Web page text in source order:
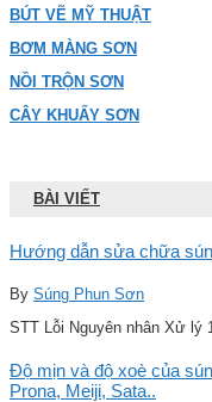
BÚT VẼ MỸ THUẬT
BƠM MÀNG SƠN
NỒI TRỘN SƠN
CÂY KHUẤY SƠN
BÀI VIẾT
Hướng dẫn sửa chữa
By Súng Phun Sơn
STT Lỗi Nguyên nhân Xử lý
Độ mịn và độ xoè của
Prona, Meiji, Sata..